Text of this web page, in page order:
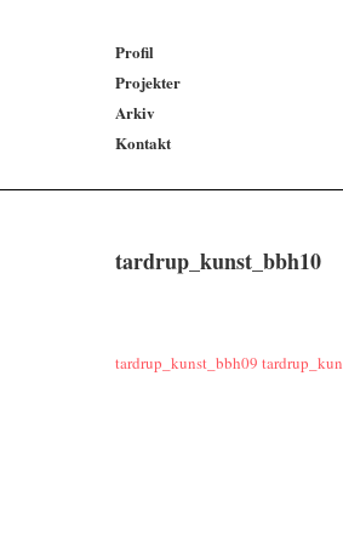
Profil
Projekter
Arkiv
Kontakt
tardrup_kunst_bbh10
tardrup_kunst_bbh09